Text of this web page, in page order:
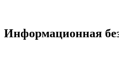
Информационная